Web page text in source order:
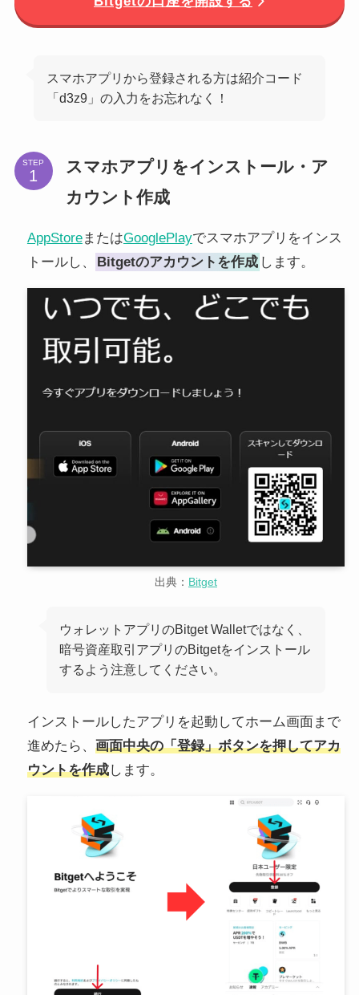
スマホアプリから登録される方は紹介コード
「d3z9」の入力をお忘れなく！
STEP
スマホアプリをインストール・ア
カウント作成
AppStoreまたはGooglePlayでスマホアプリをインス
トールし、
Bitgetのアカウントを作成 します。
出典： Bitget
ウォレットアプリのBitget Walletではなく、
暗号資産取引アプリのBitgetをインストール
するよう注意してください。
インストールしたアプリを起動してホーム画面まで
進めたら、 画面中央の「登録」ボタンを押してアカ
ウントを作成します。